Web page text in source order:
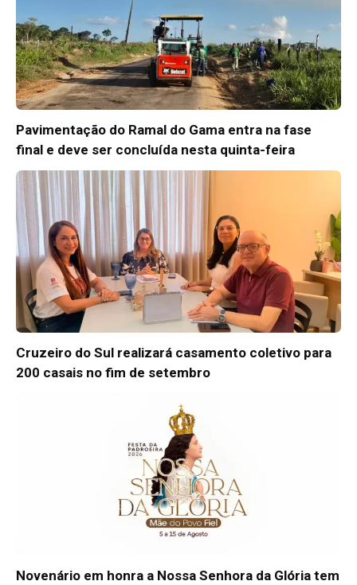
Pavimentação do Ramal do Gama entra na fase
final e deve ser concluída nesta quinta-feira
Cruzeiro do Sul realizará casamento coletivo para
200 casais no fim de setembro
Novenário em honra a Nossa Senhora da Glória tem